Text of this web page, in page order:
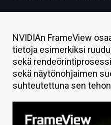
HINTA.FI
KAUPPA
VAIHDA TEEMA
NVIDIAn FrameView
tietoja esimerkiksi
sekä
sekä näytönohjaimen
suhteutettuna sen